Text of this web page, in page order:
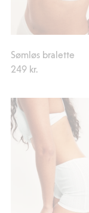
Sømløs bralette
249 kr.